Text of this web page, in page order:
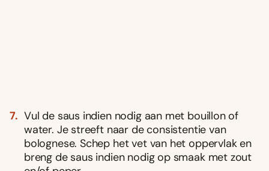
Vul de saus indien nodig aan met bouillon of
water. Je streeft naar de consistentie van
bolognese. Schep het vet van het oppervlak en
breng de saus indien nodig op smaak met zout